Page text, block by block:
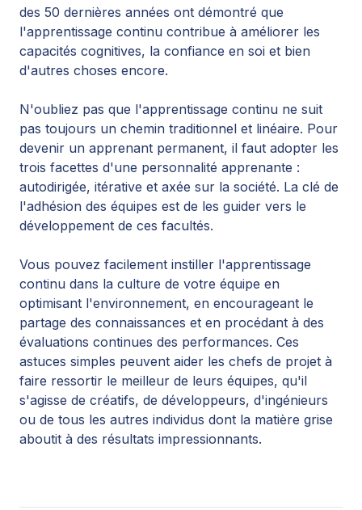
des 50 dernières années ont démontré que
l'apprentissage continu contribue à améliorer les
capacités cognitives, la confiance en soi et bien
d'autres choses encore.
N'oubliez pas que l'apprentissage continu ne suit
pas toujours un chemin traditionnel et linéaire. Pour
devenir un apprenant permanent, il faut adopter les
trois facettes d'une personnalité apprenante :
autodirigée, itérative et axée sur la société. La clé de
l'adhésion des équipes est de les guider vers le
développement de ces facultés.
Vous pouvez facilement instiller l'apprentissage
continu dans la culture de votre équipe en
optimisant l'environnement, en encourageant le
partage des connaissances et en procédant à des
évaluations continues des performances. Ces
astuces simples peuvent aider les chefs de projet à
faire ressortir le meilleur de leurs équipes, qu'il
s'agisse de créatifs, de développeurs, d'ingénieurs
ou de tous les autres individus dont la matière grise
aboutit à des résultats impressionnants.